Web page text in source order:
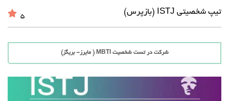
تیپ شخصیتی ISTJ (بازپرس) 5
شرکت در تست شخصیت MBTI ( مایرز- بریگز)